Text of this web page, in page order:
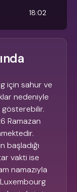
18:02
için sahur ve
nedeniyle
gösterebilir.
Ramazan
vakti ise
namazıyla